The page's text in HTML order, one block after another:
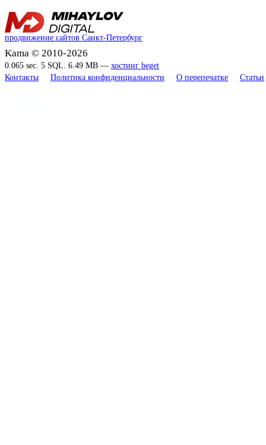
продвижение сайтов Санкт-Петербург
Kama © 2010-2026
0.065 sec. 5 SQL. 6.49 MB — хостинг beget
Контакты
Политика конфиденциальности О перепечатке Статьи